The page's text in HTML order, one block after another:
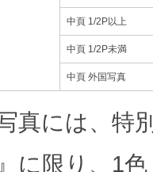
中頁 1/2P以上
中頁 1/2P未満
中頁 外国写真
真には、特
に限り、1